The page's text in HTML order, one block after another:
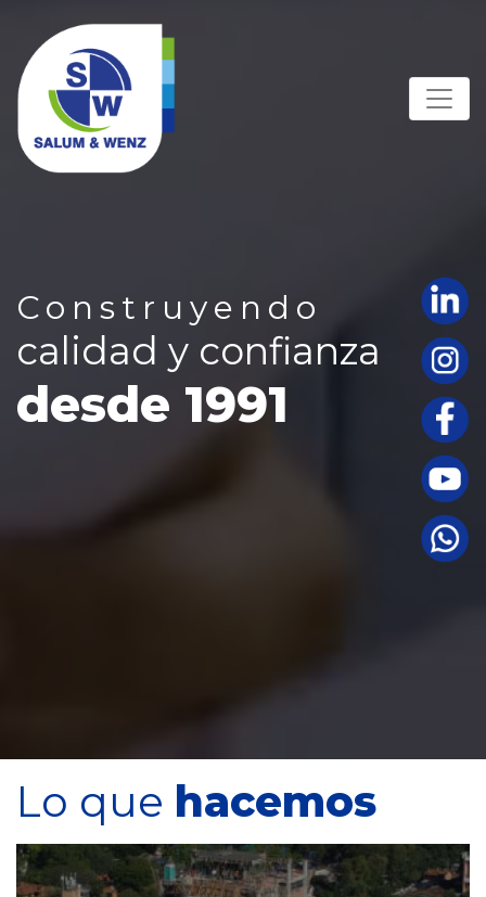
Construyendo
calidad y confianza
desde 1991
Lo que hacemos